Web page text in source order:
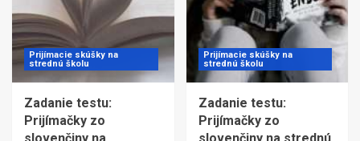
Prijímacie skúšky na
strednú školu
Zadanie testu:
Prijímačky zo
Prijímacie skúšky na
strednú školu
Zadanie testu:
Prijímačky zo